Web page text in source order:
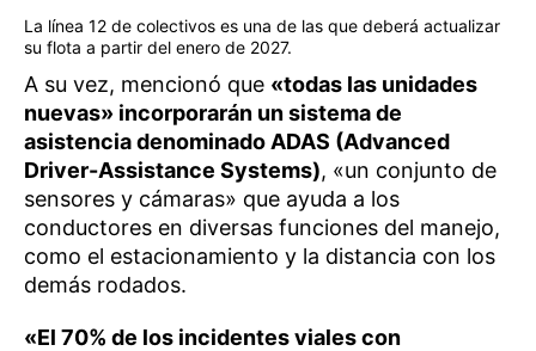
La línea 12 de colectivos es una de las que deberá actualizar
su flota a partir del enero de 2027.
A su vez, mencionó que «todas las unidades
nuevas» incorporarán un sistema de
asistencia denominado ADAS (Advanced
Driver-Assistance Systems), «un conjunto de
sensores y cámaras» que ayuda a los
conductores en diversas funciones del manejo,
como el estacionamiento y la distancia con los
demás rodados.
«El 70% de los incidentes viales con